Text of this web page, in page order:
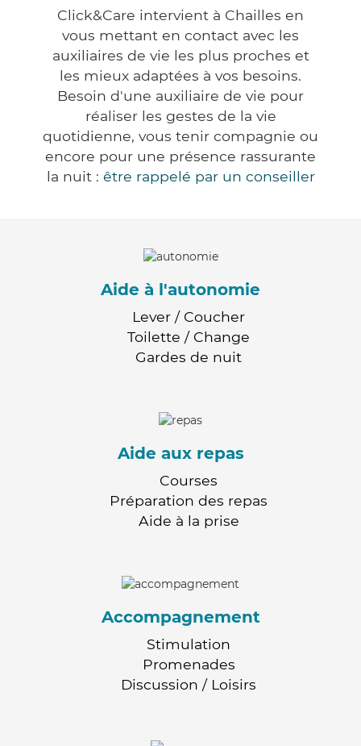
Click&Care intervient à Chailles en
vous mettant en contact avec les
auxiliaires de vie les plus proches et
les mieux adaptées à vos besoins.
Besoin d'une auxiliaire de vie pour
réaliser les gestes de la vie
quotidienne, vous tenir compagnie ou
encore pour une présence rassurante
la nuit : être rappelé par un conseiller
Aide à l'autonomie
Lever / Coucher
Toilette / Change
Gardes de nuit
Aide aux repas
Courses
Préparation des repas
Aide à la prise
Accompagnement
Stimulation
Promenades
Discussion / Loisirs